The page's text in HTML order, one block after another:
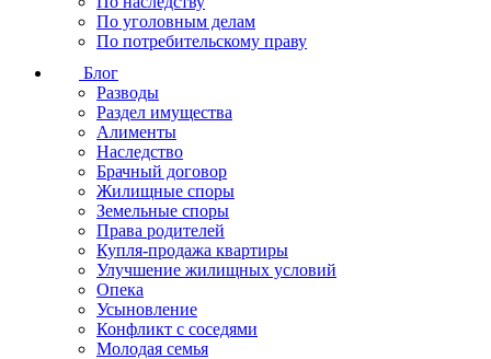
По уголовным делам
По потребительскому праву
Блог
Разводы
Раздел имущества
Алименты
Наследство
Брачный договор
Жилищные споры
Земельные споры
Права родителей
Купля-продажа квартиры
Улучшение жилищных условий
Опека
Усыновление
Конфликт с соседями
Молодая семья